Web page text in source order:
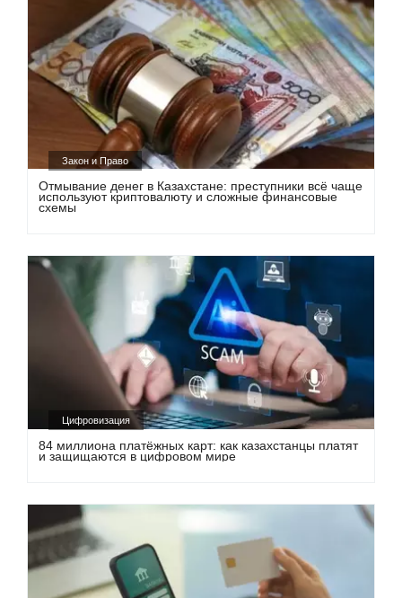
Закон и Право
Отмывание денег в Казахстане: преступники всё чаще
используют криптовалюту и сложные финансовые
схемы
Цифровизация
84 миллиона платёжных карт: как казахстанцы платят
и защищаются в цифровом мире